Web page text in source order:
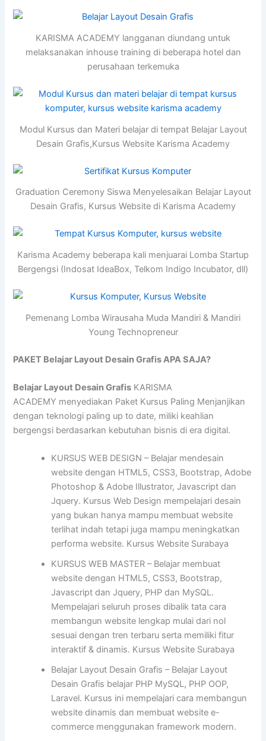
KARISMA ACADEMY langganan diundang untuk
melaksanakan inhouse training di beberapa hotel dan
perusahaan terkemuka
Modul Kursus dan Materi belajar di tempat Belajar Layout
Desain Grafis,Kursus Website Karisma Academy
Graduation Ceremony Siswa Menyelesaikan Belajar Layout
Desain Grafis, Kursus Website di Karisma Academy
Karisma Academy beberapa kali menjuarai Lomba Startup
Bergengsi (Indosat IdeaBox, Telkom Indigo Incubator, dll)
Pemenang Lomba Wirausaha Muda Mandiri & Mandiri
Young Technopreneur
PAKET Belajar Layout Desain Grafis APA SAJA?
Belajar Layout Desain Grafis KARISMA
ACADEMY menyediakan Paket Kursus Paling Menjanjikan
dengan teknologi paling up to date, miliki keahlian
bergengsi berdasarkan kebutuhan bisnis di era digital.
KURSUS WEB DESIGN – Belajar mendesain
website dengan HTML5, CSS3, Bootstrap, Adobe
Photoshop & Adobe Illustrator, Javascript dan
Jquery. Kursus Web Design mempelajari desain
yang bukan hanya mampu membuat website
terlihat indah tetapi juga mampu meningkatkan
performa website. Kursus Website Surabaya
KURSUS WEB MASTER – Belajar membuat
website dengan HTML5, CSS3, Bootstrap,
Javascript dan Jquery, PHP dan MySQL.
Mempelajari seluruh proses dibalik tata cara
membangun website lengkap mulai dari nol
sesuai dengan tren terbaru serta memiliki fitur
interaktif & dinamis. Kursus Website Surabaya
Belajar Layout Desain Grafis – Belajar Layout
Desain Grafis belajar PHP MySQL, PHP OOP,
Laravel. Kursus ini mempelajari cara membangun
website dinamis dan membuat website e-
commerce menggunakan framework modern.